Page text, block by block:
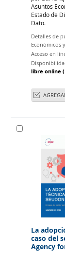
Asuntos
Estado de
Dato.
Detalles de
Económicos
Acceso en
libre online
La
caso del
Agency